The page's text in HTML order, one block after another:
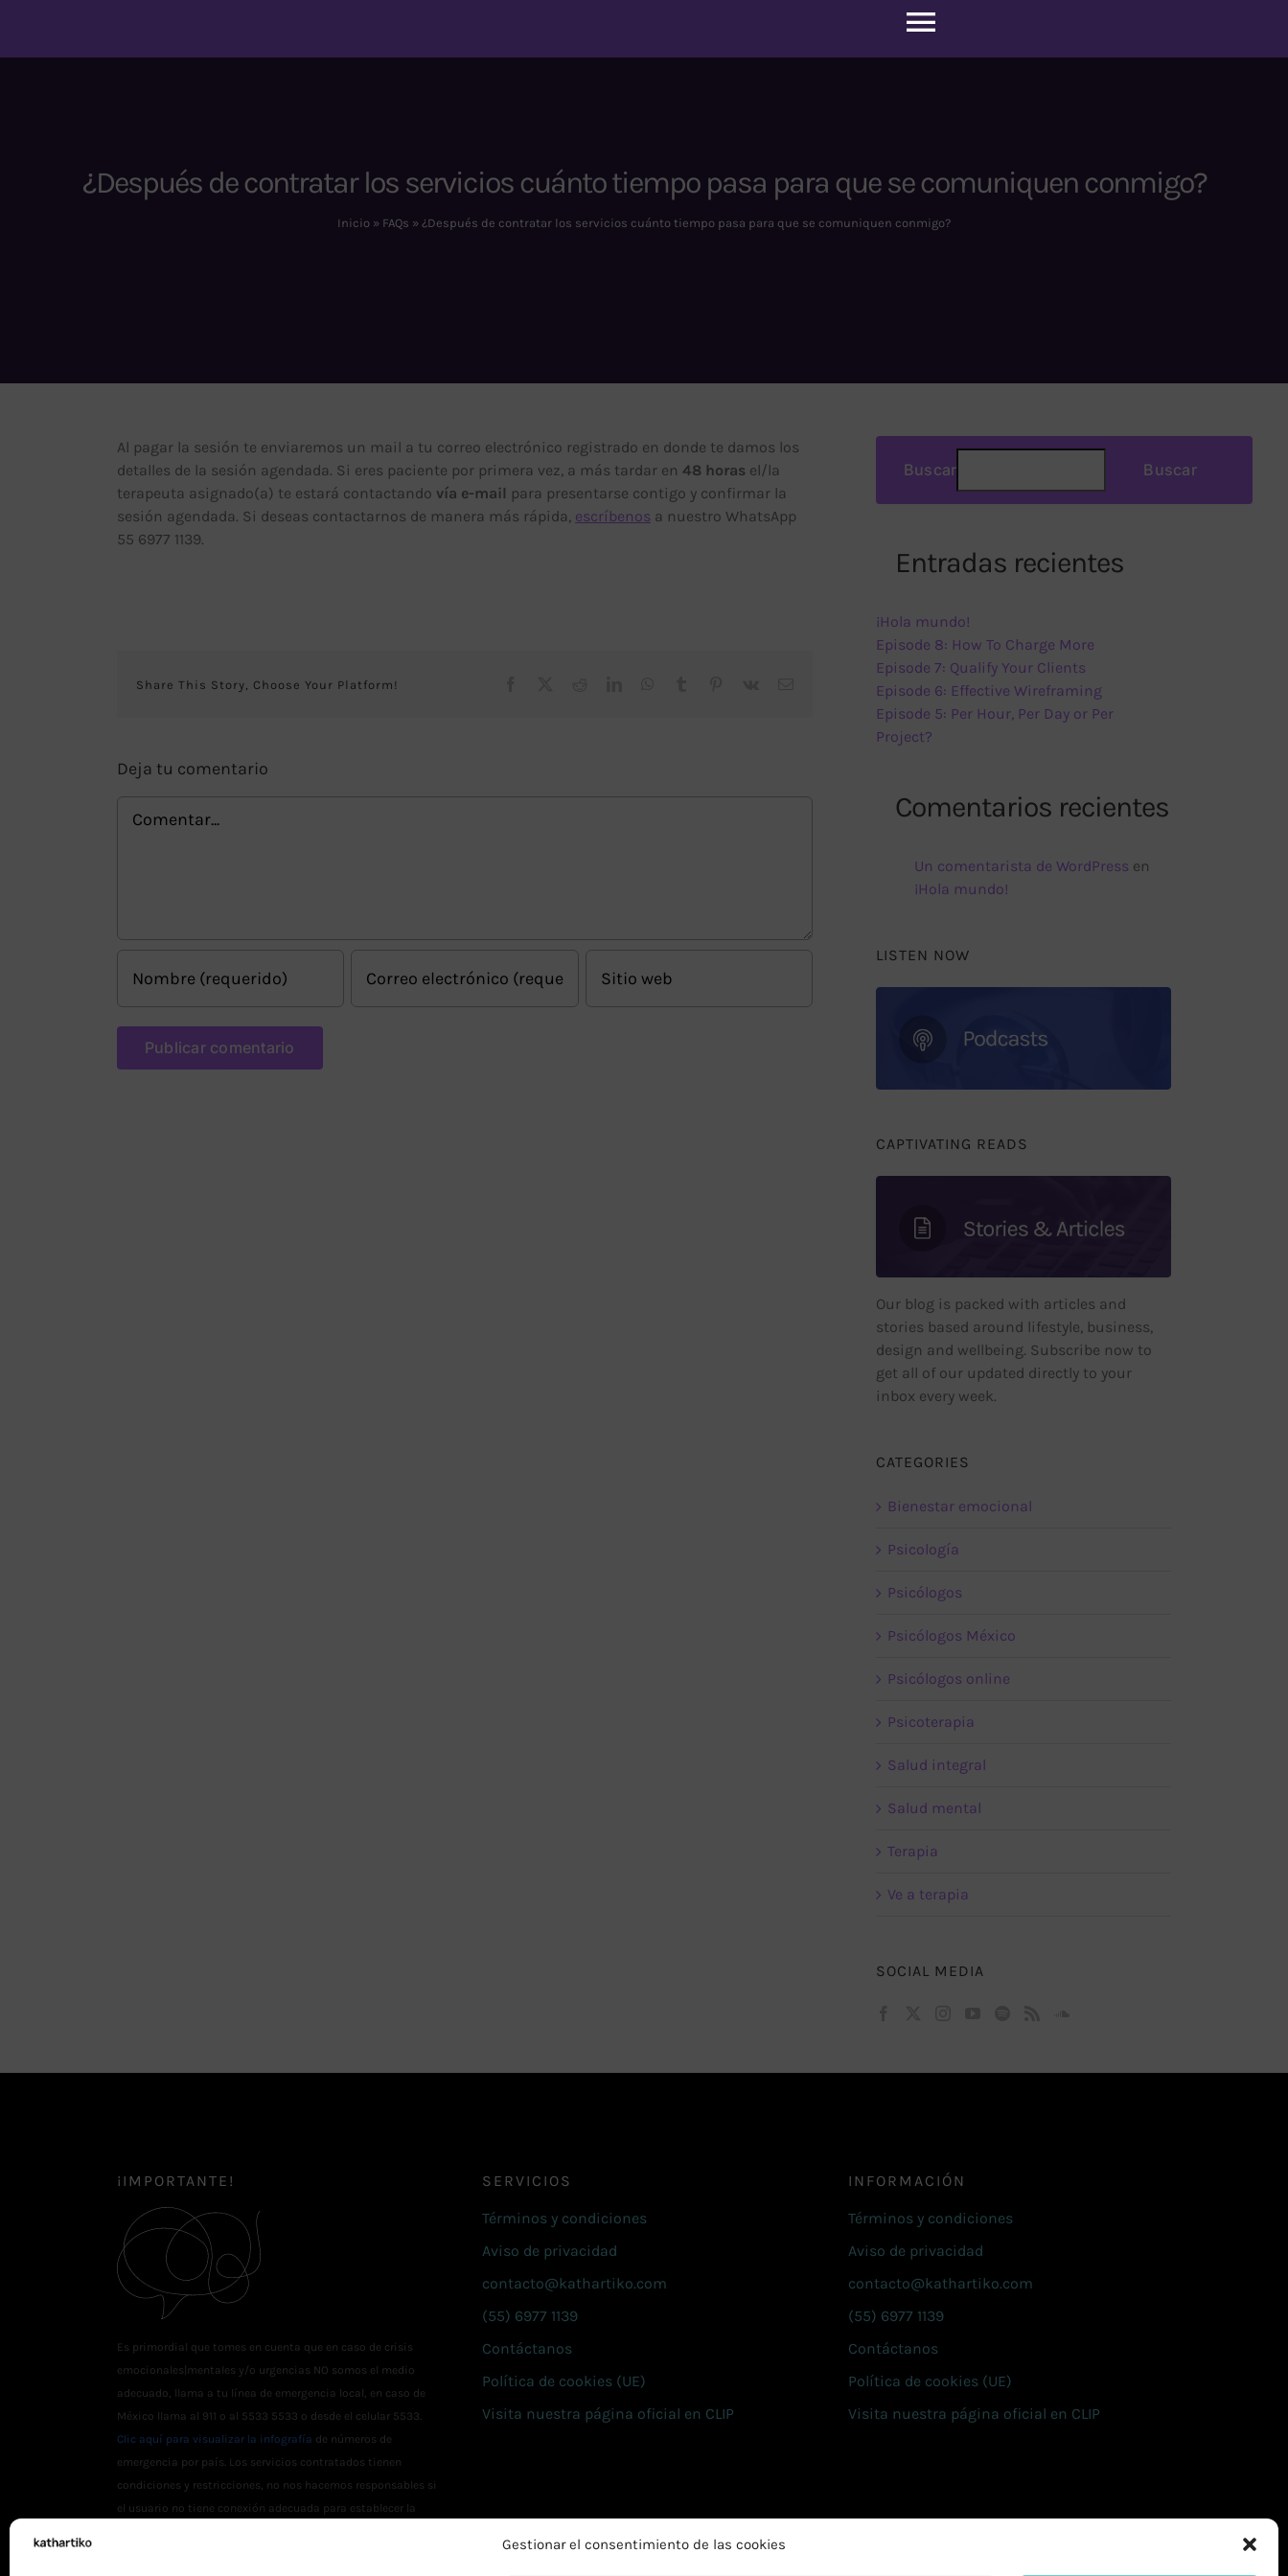
Gestionar el consentimiento de las cookies
contenido
Toggle
¿Después de contratar los servicios cuánto tiempo pasa para que se comuniquen conmigo?
Inicio » FAQs » ¿Después de contratar los servicios cuánto tiempo pasa para que se comuniquen conmigo?
Al pagar la sesión te enviaremos un mail a tu correo electrónico registrado en donde te damos los
detalles de la sesión agendada. Si eres paciente por primera vez, a más tardar en 48 horas el/la
terapeuta asignado(a) te estará contactando vía e-mail para presentarse contigo y confirmar la
sesión agendada. Si deseas contactarnos de manera más rápida, escríbenos a nuestro WhatsApp
55 6977 1139.
Share This Story, Choose Your Platform!
Deja tu comentario
Buscar Buscar
Entradas recientes
¡Hola mundo!
Episode 8: How To Charge More
Episode 7: Qualify Your Clients
Episode 6: Effective Wireframing
Episode 5: Per Hour, Per Day or Per
Project?
Comentarios recientes
Un comentarista de WordPress en
¡Hola mundo!
LISTEN NOW
CAPTIVATING READS
Our blog is packed with articles and
stories based around lifestyle, business,
design and wellbeing. Subscribe now to
get all of our updated directly to your
inbox every week.
CATEGORIES
Bienestar emocional
Psicología
Psicólogos
Psicólogos México
Psicólogos online
Psicoterapia
Salud integral
Salud mental
Terapia
Ve a terapia
SOCIAL MEDIA
¡IMPORTANTE!
Es primordial que tomes en cuenta que en caso de crisis
emocionales|mentales y/o urgencias NO somos el medio
adecuado, llama a tu línea de emergencia local, en caso de
México llama al 911 o al 5533 5533 o desde el celular 5533.
Clic aquí para visualizar la infografía de números de
emergencia por país. Los servicios contratados tienen
condiciones y restricciones, no nos hacemos responsables si
el usuario no tiene conexión adecuada para establecer la
SERVICIOS
Términos y condiciones
Aviso de privacidad
contacto@kathartiko.com
(55) 6977 1139
Contáctanos
Política de cookies (UE)
Visita nuestra página oficial en CLIP
INFORMACIÓN
Términos y condiciones
Aviso de privacidad
contacto@kathartiko.com
(55) 6977 1139
Contáctanos
Política de cookies (UE)
Visita nuestra página oficial en CLIP